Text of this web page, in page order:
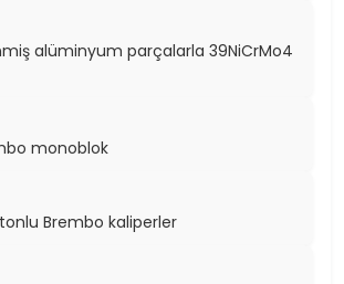
alüminyum parçalarla 39NiCrMo4
monoblok
Brembo kaliperler